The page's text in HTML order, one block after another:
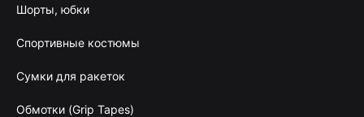
Шорты, юбки
Спортивные костюмы
Сумки для ракеток
Обмотки (Grip Tapes)